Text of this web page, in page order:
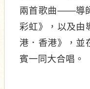
兩首歌曲——導
彩虹》，以及由
港．香港》，並
賓一同大合唱。